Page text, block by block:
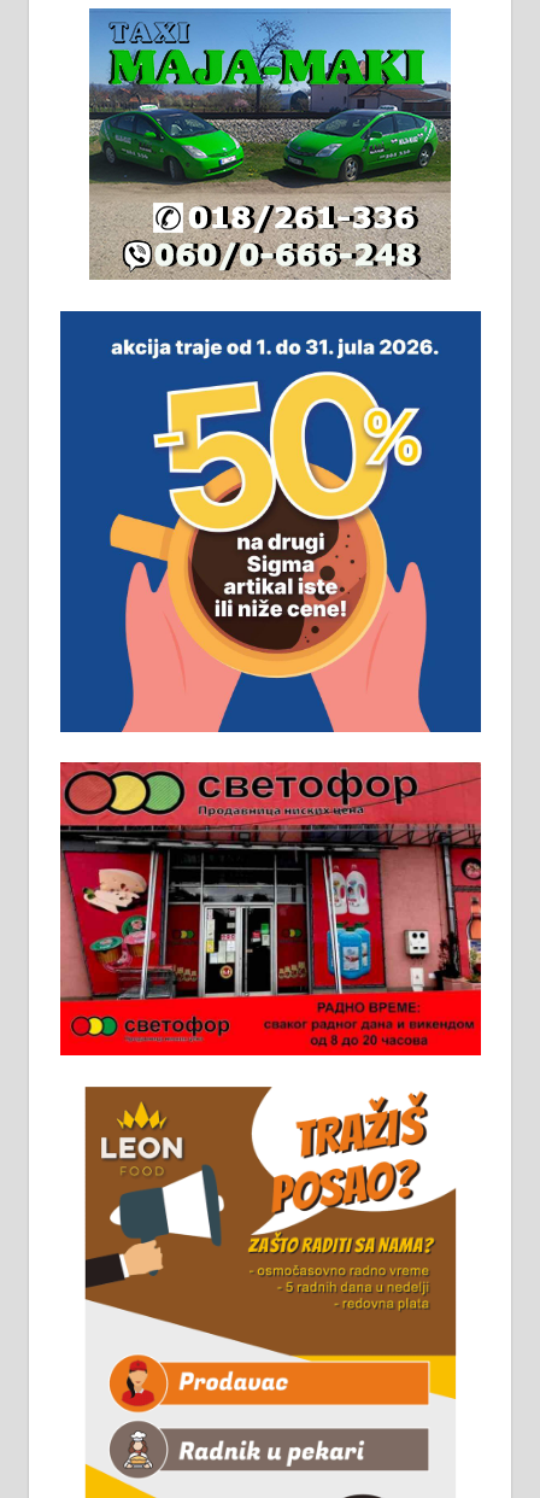
стамбене целине једна уз другу.
2х150м2, две гараже, централно
грејање на гас и дрва. Две
адресе. 063/71-74-023
Издајем комплетно опремљену
халу на Житковачком путу, на
плацу површине око 7 ари.
064/321-80-51; 063/102-35-25
На продају легализована, нова,
м2 са плацем од 8 ари у Зеленом
виру у Алексинцу. Могућа
замена. 064/21-63-584
ПОСЛОВНИ ОГЛАСИ
Рудник и флотација Рудник
д.о.о. Рудник запошљава 20
помоћника рудара. Услови:
Основна школа, пожељно радно
искуство на истим и сличним
пословима, али не и неопходан
услов. Обезбеђен смештај,
превоз, исхрана. 032/57-41-122 –
локал 22
Пружам услуге завршних радова
у грађевини, хидроизолације и
молерских радова. 061/25-28-058
Ало таксију потребан возач са Б
категоријом. 064/02-85-511
Потребна два радника за рад на
стоваришту „Липа промет” у
информација доћи лично на
стовариште у улици Максима
Горког 26 сваког радног дана од
8 до 15 часова. 063/465-045
Чистим све врсте димњака.
061/32-13-445